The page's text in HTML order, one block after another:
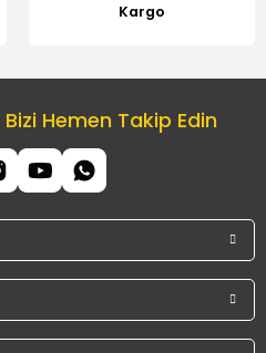
Kargo
Bizi Hemen Takip Edin